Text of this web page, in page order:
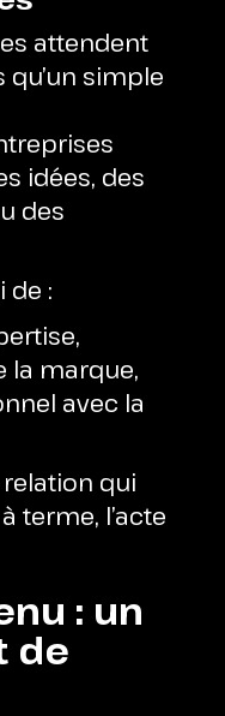
attendent
simple
idées, des
des
de :
la marque,
avec la
qui
terme, l’acte
: un
de